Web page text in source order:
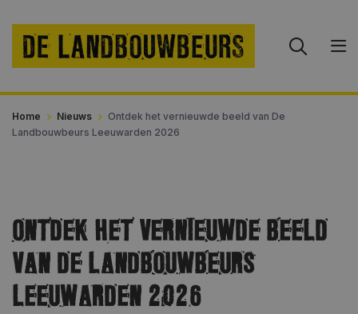
Home Nieuws
Ontdek het vernieuwde beeld van De
Landbouwbeurs Leeuwarden 2026
ONTDEK HET VERNIEUWDE BEELD
VAN DE LANDBOUWBEURS
LEEUWARDEN 2026